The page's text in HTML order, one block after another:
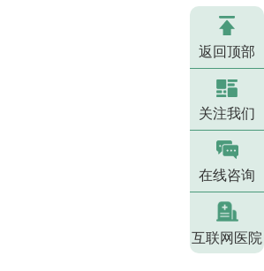
返回顶部
关注我们
在线咨询
互联网医院